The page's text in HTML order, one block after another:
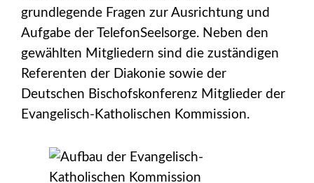
grundlegende Fragen zur Ausrichtung und
Aufgabe der TelefonSeelsorge. Neben den
gewählten Mitgliedern sind die zuständigen
Referenten der Diakonie sowie der
Deutschen Bischofskonferenz Mitglieder der
Evangelisch-Katholischen Kommission.